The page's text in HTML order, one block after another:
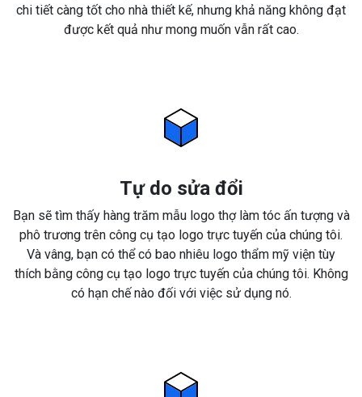
chi tiết càng tốt cho nhà thiết kế, nhưng khả năng không đạt
được kết quả như mong muốn vẫn rất cao.
Tự do sửa đổi
Bạn sẽ tìm thấy hàng trăm mẫu logo thợ làm tóc ấn tượng và
phô trương trên công cụ tạo logo trực tuyến của chúng tôi.
Và vâng, bạn có thể có bao nhiêu logo thẩm mỹ viện tùy
thích bằng công cụ tạo logo trực tuyến của chúng tôi. Không
có hạn chế nào đối với việc sử dụng nó.